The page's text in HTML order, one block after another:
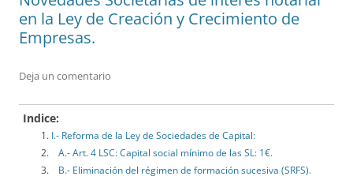
en la Ley de Creación y Crecimiento de
Empresas.
Deja un comentario
Indice:
I.- Reforma de la Ley de Sociedades de Capital:
A.- Art. 4 LSC: Capital social mínimo de las SL: 1€.
B.- Eliminación del régimen de formación sucesiva (SRFS).